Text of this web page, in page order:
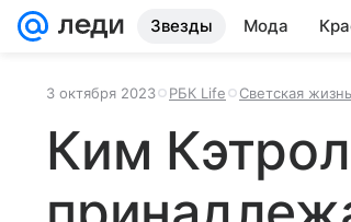
Звезды Мода
3 октября 2023 РБК Life Светская жизнь
Ким